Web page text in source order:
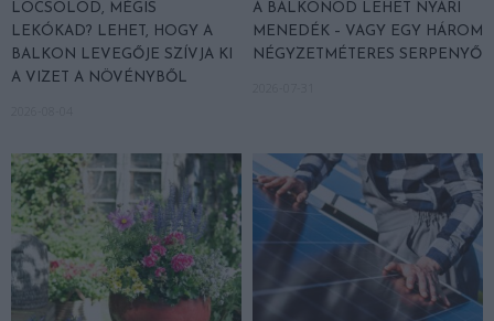
LOCSOLOD, MÉGIS
LEKÓKAD? LEHET, HOGY A
BALKON LEVEGŐJE SZÍVJA KI
A VIZET A NÖVÉNYBŐL
A BALKONOD LEHET NYÁRI
MENEDÉK – VAGY EGY HÁROM
NÉGYZETMÉTERES SERPENYŐ